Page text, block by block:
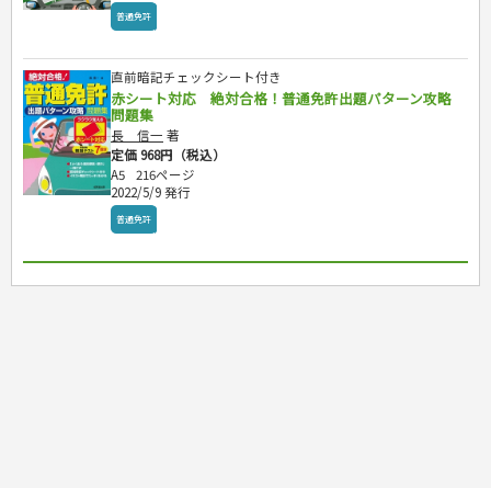
普通免許
直前暗記チェックシート付き
赤シート対応 絶対合格！普通免許出題パターン攻略
問題集
長 信一 著
定価 968円（税込）
A5
216ページ
2022/5/9 発行
普通免許